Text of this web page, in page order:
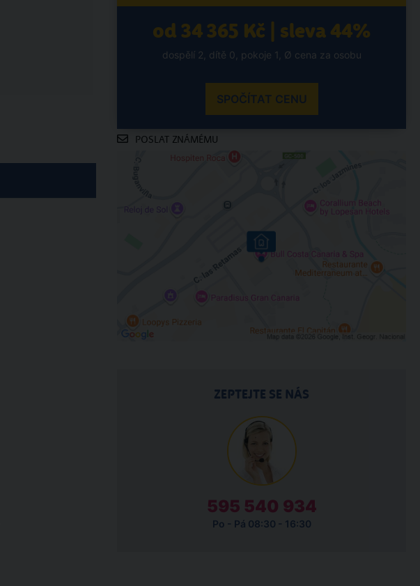
od 34 365 Kč | sleva 44%
dospělí 2, dítě 0, pokoje 1, Ø cena za osobu
SPOČÍTAT CENU
POSLAT ZNÁMÉMU
ZEPTEJTE SE NÁS
595 540 934
Po - Pá 08:30 - 16:30